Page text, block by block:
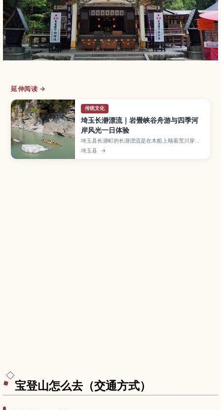
延伸阅读 →
传统文化
埼玉长瀞漂流｜岩畳峡谷舟游与四季河
岸风光一日体验
埼玉县长瀞町的长瀞漂流是在木船上顺着荒川穿行
峡谷的经典体验，途中可近距离欣赏被称为“岩畳”
的奇岩和四季变换的溪谷景色。本文将介绍各类路
埼玉县 →
宝登山怎么去（交通方式）